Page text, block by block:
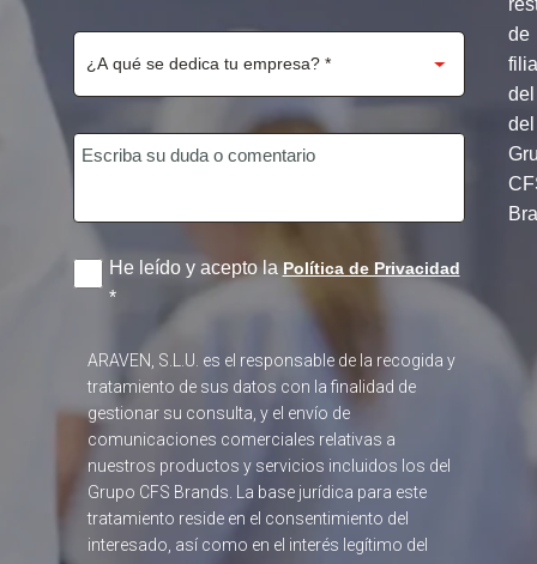
de
del
del
He leído y acepto laPolítica de Privacidad
*
ARAVEN, S.L.U. es el responsable de la recogida y
tratamiento de sus datos con la finalidad de
gestionar su consulta, y el envío de
comunicaciones comerciales relativas a
nuestros productos y servicios incluidos los del
Grupo CFS Brands. La base jurídica para este
tratamiento reside en el consentimiento del
interesado, así como en el interés legítimo del